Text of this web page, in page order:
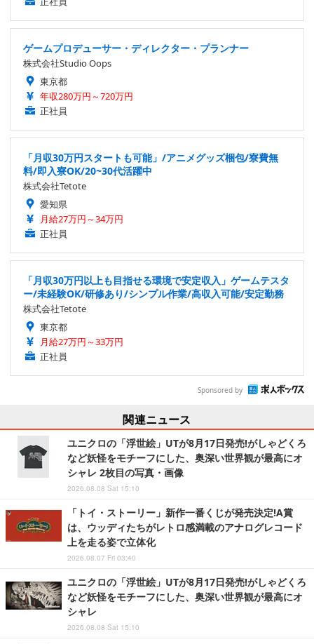
ゲームプロデューサー・ディレクター・プランナー
株式会社Studio Oops
東京都
年収280万円～720万円
正社員
「月収30万円スタートも可能」/アニメグッズ梱包/寮費無
料/即入寮OK/20~30代活躍中
株式会社Tetote
愛知県
月給27万円～34万円
正社員
「月収30万円以上も目指せる環境で安定収入」ゲームテスタ
ー/未経験OK/研修あり/シンプル作業/高収入可能/安定勤務
株式会社Tetote
東京都
月給27万円～33万円
正社員
Sponsored by
関連ニュース
ユニクロの「浮世絵」UTが8月17日発売!がしゃどくろ
など妖怪をモチーフにした、奥深い世界観が最高にオ
シャレ 2枚目の写真・画像
2026.08.08 Sat 15:10
「トイ・ストーリー」新作一番くじが発売決定!A賞
は、ウッディたちがレトロ感満載のアナログレコード
上を走る姿で立体化
2026.08.07 Fri 03:40
ユニクロの「浮世絵」UTが8月17日発売!がしゃどくろ
など妖怪をモチーフにした、奥深い世界観が最高にオ
シャレ
2026.08.08 Sat 15:10